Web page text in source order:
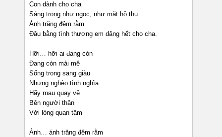
Con dành cho cha
Sáng trong như ngọc, như mặt hồ thu
Ánh trăng đêm rằm
Đâu bằng tình thương em dâng hết cho cha.
Hỡi… hỡi ai đang còn
Đang còn mải mê
Sống trong sang giàu
Nhưng nghèo tình nghĩa
Hãy mau quay về
Bên người thân
Với lòng quan tâm
Ánh… ánh trăng đêm rằm